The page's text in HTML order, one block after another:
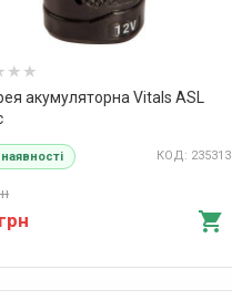
акумуляторна Vitals ASL
КОД: 235313